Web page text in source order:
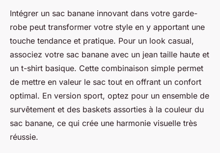
Intégrer un sac banane innovant dans votre garde-
robe peut transformer votre style en y apportant une
touche tendance et pratique. Pour un look casual,
associez votre sac banane avec un jean taille haute et
un t-shirt basique. Cette combinaison simple permet
de mettre en valeur le sac tout en offrant un confort
optimal. En version sport, optez pour un ensemble de
survêtement et des baskets assorties à la couleur du
sac banane, ce qui crée une harmonie visuelle très
réussie.